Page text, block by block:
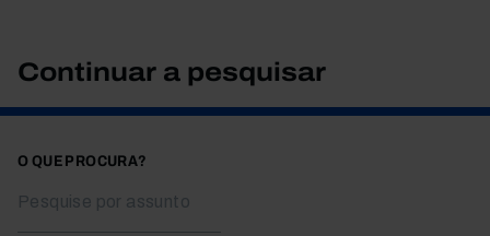
Continuar a pesquisar
O QUE PROCURA?